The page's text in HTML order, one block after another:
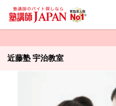
近藤塾 宇治教室